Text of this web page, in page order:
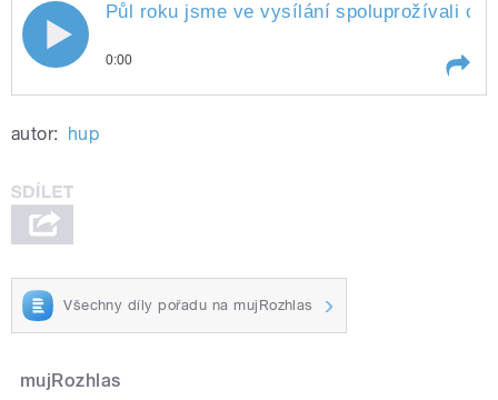
pause
Půl roku jsme ve vysílání spoluprožívali
0:00
spoluprožívali cyklistickou cestu
autor: hup
Všechny díly pořadu na mujRozhlas
mujRozhlas